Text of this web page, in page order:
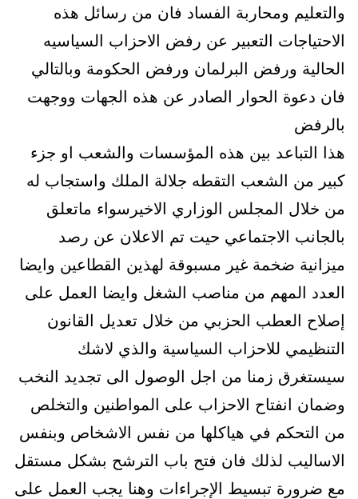
والتعليم ومحاربة الفساد فان من رسائل هذه
الاحتياجات التعبير عن رفض الاحزاب السياسيه
الحالية ورفض البرلمان ورفض الحكومة وبالتالي
فان دعوة الحوار الصادر عن هذه الجهات ووجهت
بالرفض
هذا التباعد بين هذه المؤسسات والشعب او جزء
كبير من الشعب التقطه جلالة الملك واستجاب له
من خلال المجلس الوزاري الاخيرسواء ماتعلق
بالجانب الاجتماعي حيت تم الاعلان عن رصد
ميزانية ضخمة غير مسبوقة لهذين القطاعين وايضا
العدد المهم من مناصب الشغل وايضا العمل على
إصلاح العطب الحزبي من خلال تعديل القانون
التنظيمي للاحزاب السياسية والذي لاشك
سيستغرق زمنا من اجل الوصول الى تجديد النخب
وضمان انفتاح الاحزاب على المواطنين والتخلص
من التحكم في هياكلها من نفس الاشخاص وبنفس
الاساليب لذلك فان فتح باب الترشح بشكل مستقل
مع ضرورة تبسيط الإجراءات وهنا يجب العمل على